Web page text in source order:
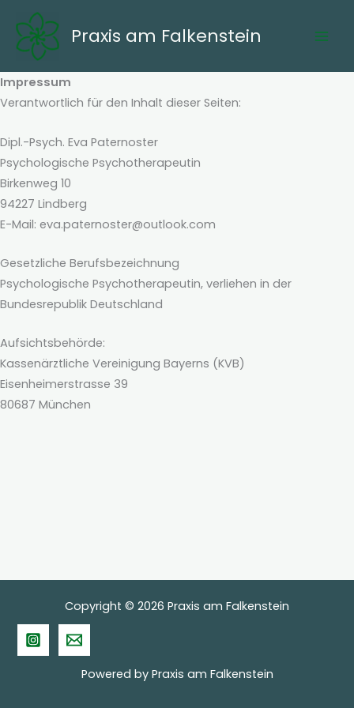
content
Praxis am Falkenstein
Impressum
Verantwortlich für den Inhalt dieser Seiten:
Dipl.-Psych. Eva Paternoster
Psychologische Psychotherapeutin
Birkenweg 10
94227 Lindberg
E-Mail: eva.paternoster@outlook.com
Gesetzliche Berufsbezeichnung
Psychologische Psychotherapeutin, verliehen in der
Bundesrepublik Deutschland
Aufsichtsbehörde:
Kassenärztliche Vereinigung Bayerns (KVB)
Eisenheimerstrasse 39
80687 München
Copyright © 2026 Praxis am Falkenstein
Powered by Praxis am Falkenstein